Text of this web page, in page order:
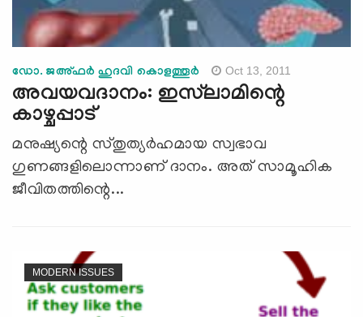
ഡോ. ജഅ്ഫര്‍ ഹുദവി കൊളത്തൂര്‍ Oct 13, 2011
അവയവദാനം: ഇസ്‌ലാമിന്റെ
കാഴ്ചപ്പാട്
മനുഷ്യന്റെ സ്തുത്യര്‍ഹമായ സ്വഭാവ
ഗുണങ്ങളിലൊന്നാണ് ദാനം. അത് സാമൂഹിക
ജീവിതത്തിന്റെ...
MODERN ISSUES